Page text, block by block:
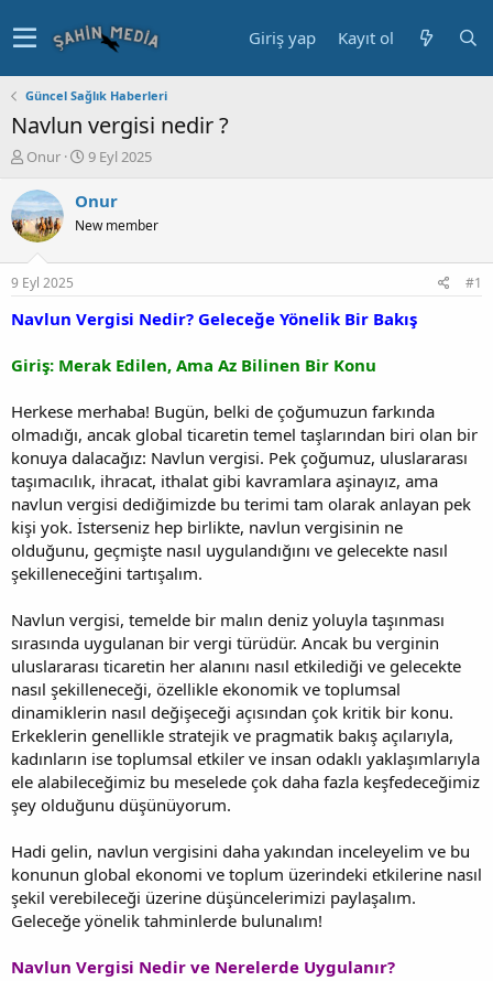
Giriş yap Kayıt ol
Güncel Sağlık Haberleri
Navlun vergisi nedir ?
K
n
u
y
b
a
ş
t
n
Onur
B
ş
a
ç
r
h
i
9 Eyl 2025
Onur
New member
9 Eyl 2025 #1
Navlun Vergisi Nedir? Geleceğe Yönelik Bir Bakış
Giriş: Merak Edilen, Ama Az Bilinen Bir Konu
Herkese merhaba! Bugün, belki de çoğumuzun farkında
olmadığı, ancak global ticaretin temel taşlarından biri olan bir
konuya dalacağız: Navlun vergisi. Pek çoğumuz, uluslararası
taşımacılık, ihracat, ithalat gibi kavramlara aşinayız, ama
navlun vergisi dediğimizde bu terimi tam olarak anlayan pek
kişi yok. İsterseniz hep birlikte, navlun vergisinin ne
olduğunu, geçmişte nasıl uygulandığını ve gelecekte nasıl
şekilleneceğini tartışalım.
Navlun vergisi, temelde bir malın deniz yoluyla taşınması
sırasında uygulanan bir vergi türüdür. Ancak bu verginin
uluslararası ticaretin her alanını nasıl etkilediği ve gelecekte
nasıl şekilleneceği, özellikle ekonomik ve toplumsal
dinamiklerin nasıl değişeceği açısından çok kritik bir konu.
Erkeklerin genellikle stratejik ve pragmatik bakış açılarıyla,
kadınların ise toplumsal etkiler ve insan odaklı yaklaşımlarıyla
ele alabileceğimiz bu meselede çok daha fazla keşfedeceğimiz
şey olduğunu düşünüyorum.
Hadi gelin, navlun vergisini daha yakından inceleyelim ve bu
konunun global ekonomi ve toplum üzerindeki etkilerine nasıl
şekil verebileceği üzerine düşüncelerimizi paylaşalım.
Geleceğe yönelik tahminlerde bulunalım!
Navlun Vergisi Nedir ve Nerelerde Uygulanır?